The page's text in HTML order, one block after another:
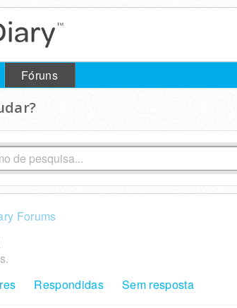
Fóruns
Forums
Respondidas Sem resposta